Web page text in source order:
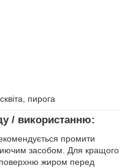
пирога
/ використанню:
промити
засобом. Для кращого
жиром перед